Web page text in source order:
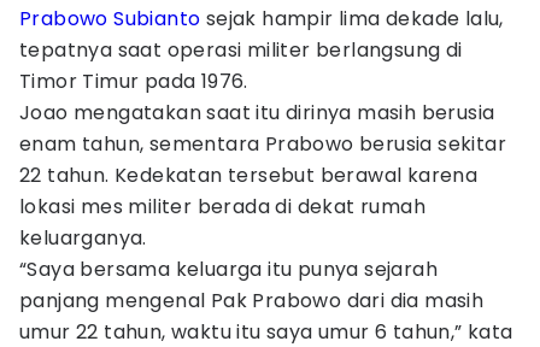
Prabowo Subianto sejak hampir lima dekade lalu,
tepatnya saat operasi militer berlangsung di
Timor Timur pada 1976.
Joao mengatakan saat itu dirinya masih berusia
enam tahun, sementara Prabowo berusia sekitar
22 tahun. Kedekatan tersebut berawal karena
lokasi mes militer berada di dekat rumah
keluarganya.
“Saya bersama keluarga itu punya sejarah
panjang mengenal Pak Prabowo dari dia masih
umur 22 tahun, waktu itu saya umur 6 tahun,” kata